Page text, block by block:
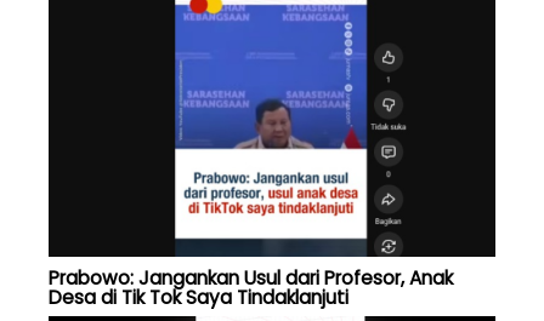
Prabowo: Jangankan Usul dari Profesor, Anak
Desa di Tik Tok Saya Tindaklanjuti